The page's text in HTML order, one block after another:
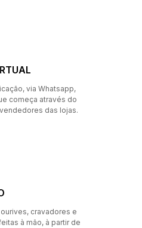
via Whatsapp,
começa através do
das lojas.
cravadores e
à mão, à partir de